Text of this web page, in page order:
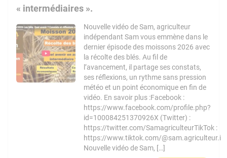
« intermédiaires ».
Nouvelle vidéo de Sam, agriculteur
indépendant Sam vous emmène dans le
dernier épisode des moissons 2026 avec
la récolte des blés. Au fil de
l’avancement, il partage ses constats,
ses réflexions, un rythme sans pression
météo et un point économique en fin de
vidéo. En savoir plus :Facebook :
https://www.facebook.com/profile.php?
id=100084251370926X (Twitter) :
https://twitter.com/SamagriculteurTikTok :
https://www.tiktok.com/@sam.agriculteur.i
Nouvelle vidéo de Sam, […]